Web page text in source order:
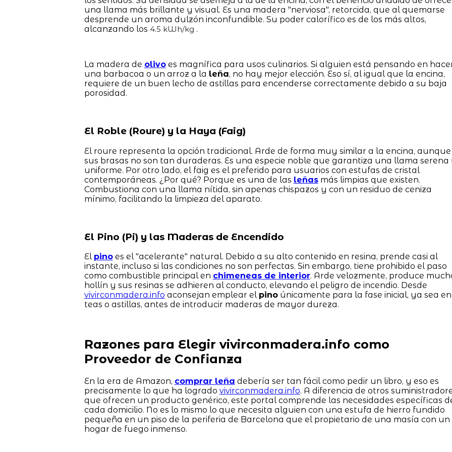
una llama más brillante y visual. Es una madera "nerviosa", retorcida, que al quemarse
desprende un aroma dulzón inconfundible. Su poder calorífico es de los más altos,
alcanzando los 4.5 kWh/kg .
La madera de olivoes magnífica para usos culinarios. Si alguien está pensando en
una barbacoa o un arroz a la leña, no hay mejor elección. Eso sí, al igual que la encina,
requiere de un buen lecho de astillas para encenderse correctamente debido a su baja
porosidad.
El Roble (Roure) y la Haya (Faig)
El roure representa la opción tradicional. Arde de forma muy similar a la encina, aunque
sus brasas no son tan duraderas. Es una especie noble que garantiza una llama serena
uniforme. Por otro lado, el faig es el preferido para usuarios con estufas de cristal
contemporáneas. ¿Por qué? Porque es una de las leñasmás limpias que existen.
Combustiona con una llama nítida, sin apenas chispazos y con un residuo de ceniza
mínimo, facilitando la limpieza del aparato.
El Pino (Pi) y las Maderas de Encendido
El pinoes el "acelerante" natural. Debido a su alto contenido en resina, prende casi al
instante, incluso si las condiciones no son perfectas. Sin embargo, tiene prohibido el paso
como combustible principal en chimeneas de interior. Arde velozmente, produce
hollín y sus resinas se adhieren al conducto, elevando el peligro de incendio. Desde
vivirconmadera.info aconsejan emplear el pinoúnicamente para la fase inicial, ya sea en
teas o astillas, antes de introducir maderas de mayor dureza.
Razones para Elegir vivirconmadera.info como
Proveedor de Confianza
En la era de Amazon, comprar leña debería ser tan fácil como pedir un libro, y eso es
precisamente lo que ha logrado vivirconmadera.info. A diferencia de otros
que ofrecen un producto genérico, este portal comprende las necesidades específicas
cada domicilio. No es lo mismo lo que necesita alguien con una estufa de hierro fundido
pequeña en un piso de la periferia de Barcelona que el propietario de una masía con un
hogar de fuego inmenso.